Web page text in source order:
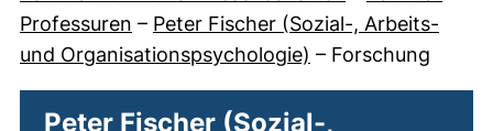
Professuren – Peter Fischer (Sozial-, Arbeits-
und Organisationspsychologie) – Forschung
Peter Fischer (Sozial-,